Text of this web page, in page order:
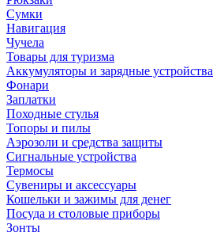
Сумки
Навигация
Чучела
Товары для туризма
Аккумуляторы и зарядные устройства
Фонари
Заплатки
Походные стулья
Топоры и пилы
Аэрозоли и средства защиты
Сигнальные устройства
Термосы
Сувениры и аксессуары
Кошельки и зажимы для денег
Посуда и столовые приборы
Зонты